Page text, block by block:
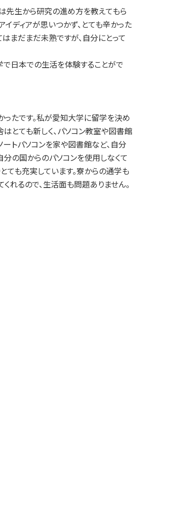
先生から研究の進め方を教えてもら
イディアが思いつかず、とても辛かった
まだまだ未熟ですが、自分にとって
で日本での生活を体験することがで
ったです。私が愛知大学に留学を決め
とても新しく、パソコン教室や図書館
トパソコンを家や図書館など、自分
の国からのパソコンを使用しなくて
ても充実しています。寮からの通学も
れるので、生活面も問題ありません。